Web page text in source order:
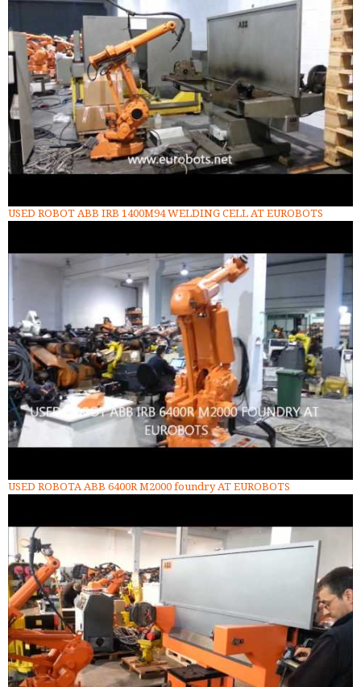
USED ROBOT ABB IRB 1400M94 WELDING CELL AT EUROBOTS
USED ROBOTA ABB 6400R M2000 foundry AT EUROBOTS